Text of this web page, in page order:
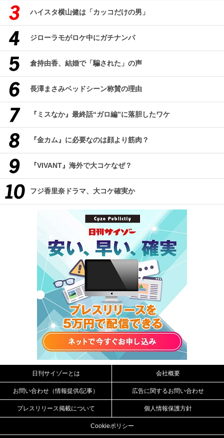
ハイスタ横山健は「カッコだけの男」
ジローラモがロケ中にガチナンパ
倉持由香、結婚で「騙された」の声
長澤まさみベッドシーン称賛の理由
『ミスなか』最終話“ガロ編”に落胆したワケ
『金カム』に必要なのは顔より筋肉？
『VIVANT』海外で大コケなぜ？
フジ香里奈ドラマ、大コケ確実か
日刊サイゾーとは 会社概要
お問い合わせ（情報提供/記事） 広告に関するお問い合わせ
プレスリリース掲載について 個人情報保護方針
Cookieポリシー